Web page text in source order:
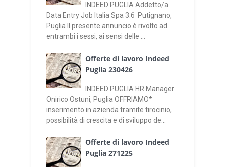
INDEED PUGLIA Addetto/a
Data Entry Job Italia Spa 3.6 Putignano,
Puglia Il presente annuncio è rivolto ad
entrambi i sessi, ai sensi delle ...
Offerte di lavoro Indeed
Puglia 230426
INDEED PUGLIA HR Manager
Onirico Ostuni, Puglia OFFRIAMO*
inserimento in azienda tramite tirocinio,
possibilità di crescita e di sviluppo de...
Offerte di lavoro Indeed
Puglia 271225